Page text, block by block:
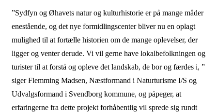
”Sydfyn og Øhavets natur og kulturhistorie er på mange måder
enestående, og det nye formidlingscenter bliver nu en oplagt
mulighed til at fortælle historien om de mange oplevelser, der
ligger og venter derude. Vi vil gerne have lokalbefolkningen og
turister til at forstå og opleve det landskab, de bor og færdes i, ”
siger Flemming Madsen, Næstformand i Naturturisme I/S og
Udvalgsformand i Svendborg kommune, og påpeger, at
erfaringerne fra dette projekt forhåbentlig vil sprede sig rundt